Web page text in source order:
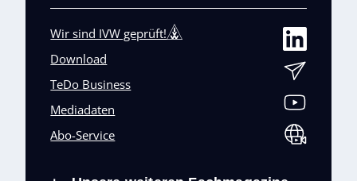
Wir sind IVW geprüft!
Download
TeDo Business
Mediadaten
Abo-Service